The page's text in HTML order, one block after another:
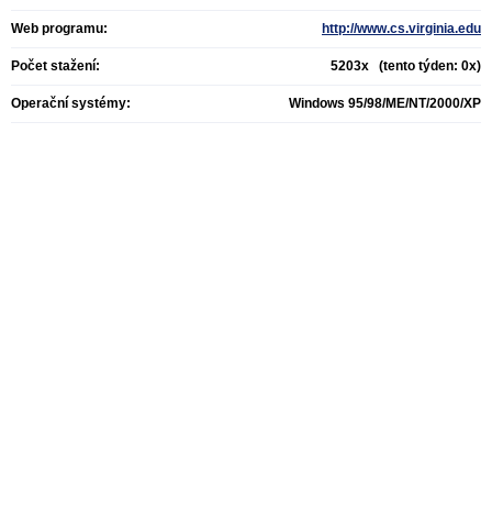
Web programu: http://www.cs.virginia.edu
Počet stažení: 5203x (tento týden: 0x)
Operační systémy: Windows 95/98/ME/NT/2000/XP